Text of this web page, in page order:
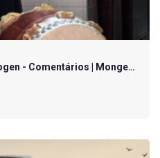
- Comentários | Monge…